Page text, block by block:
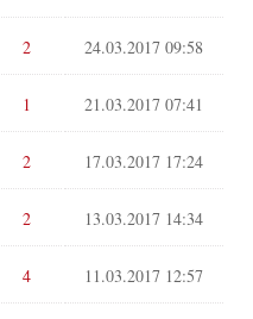
2 24.03.2017 09:58
1 21.03.2017 07:41
2 17.03.2017 17:24
2 13.03.2017 14:34
4 11.03.2017 12:57